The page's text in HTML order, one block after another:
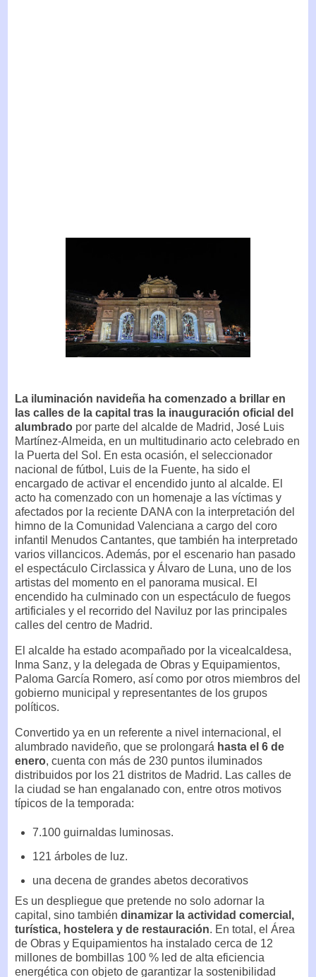
La iluminación navideña ha comenzado a brillar en
las calles de la capital tras la inauguración oficial del
alumbrado por parte del alcalde de Madrid, José Luis
Martínez-Almeida, en un multitudinario acto celebrado en
la Puerta del Sol. En esta ocasión, el seleccionador
nacional de fútbol, Luis de la Fuente, ha sido el
encargado de activar el encendido junto al alcalde. El
acto ha comenzado con un homenaje a las víctimas y
afectados por la reciente DANA con la interpretación del
himno de la Comunidad Valenciana a cargo del coro
infantil Menudos Cantantes, que también ha interpretado
varios villancicos. Además, por el escenario han pasado
el espectáculo Circlassica y Álvaro de Luna, uno de los
artistas del momento en el panorama musical. El
encendido ha culminado con un espectáculo de fuegos
artificiales y el recorrido del Naviluz por las principales
calles del centro de Madrid.
El alcalde ha estado acompañado por la vicealcaldesa,
Inma Sanz, y la delegada de Obras y Equipamientos,
Paloma García Romero, así como por otros miembros del
gobierno municipal y representantes de los grupos
políticos.
Convertido ya en un referente a nivel internacional, el
alumbrado navideño, que se prolongará hasta el 6 de
enero, cuenta con más de 230 puntos iluminados
distribuidos por los 21 distritos de Madrid. Las calles de
la ciudad se han engalanado con, entre otros motivos
típicos de la temporada:
7.100 guirnaldas luminosas.
121 árboles de luz.
una decena de grandes abetos decorativos
Es un despliegue que pretende no solo adornar la
capital, sino también dinamizar la actividad comercial,
turística, hostelera y de restauración. En total, el Área
de Obras y Equipamientos ha instalado cerca de 12
millones de bombillas 100 % led de alta eficiencia
energética con objeto de garantizar la sostenibilidad